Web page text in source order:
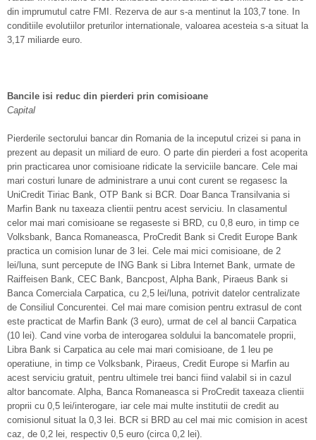
din imprumutul catre FMI. Rezerva de aur s-a mentinut la 103,7 tone. In
conditiile evolutiilor preturilor internationale, valoarea acesteia s-a situat la
3,17 miliarde euro.
Bancile isi reduc din pierderi prin comisioane
Capital
Pierderile sectorului bancar din Romania de la inceputul crizei si pana in
prezent au depasit un miliard de euro. O parte din pierderi a fost acoperita
prin practicarea unor comisioane ridicate la serviciile bancare. Cele mai
mari costuri lunare de administrare a unui cont curent se regasesc la
UniCredit Tiriac Bank, OTP Bank si BCR. Doar Banca Transilvania si
Marfin Bank nu taxeaza clientii pentru acest serviciu. In clasamentul
celor mai mari comisioane se regaseste si BRD, cu 0,8 euro, in timp ce
Volksbank, Banca Romaneasca, ProCredit Bank si Credit Europe Bank
practica un comision lunar de 3 lei. Cele mai mici comisioane, de 2
lei/luna, sunt percepute de ING Bank si Libra Internet Bank, urmate de
Raiffeisen Bank, CEC Bank, Bancpost, Alpha Bank, Piraeus Bank si
Banca Comerciala Carpatica, cu 2,5 lei/luna, potrivit datelor centralizate
de Consiliul Concurentei. Cel mai mare comision pentru extrasul de cont
este practicat de Marfin Bank (3 euro), urmat de cel al bancii Carpatica
(10 lei). Cand vine vorba de interogarea soldului la bancomatele proprii,
Libra Bank si Carpatica au cele mai mari comisioane, de 1 leu pe
operatiune, in timp ce Volksbank, Piraeus, Credit Europe si Marfin au
acest serviciu gratuit, pentru ultimele trei banci fiind valabil si in cazul
altor bancomate. Alpha, Banca Romaneasca si ProCredit taxeaza clientii
proprii cu 0,5 lei/interogare, iar cele mai multe institutii de credit au
comisionul situat la 0,3 lei. BCR si BRD au cel mai mic comision in acest
caz, de 0,2 lei, respectiv 0,5 euro (circa 0,2 lei).